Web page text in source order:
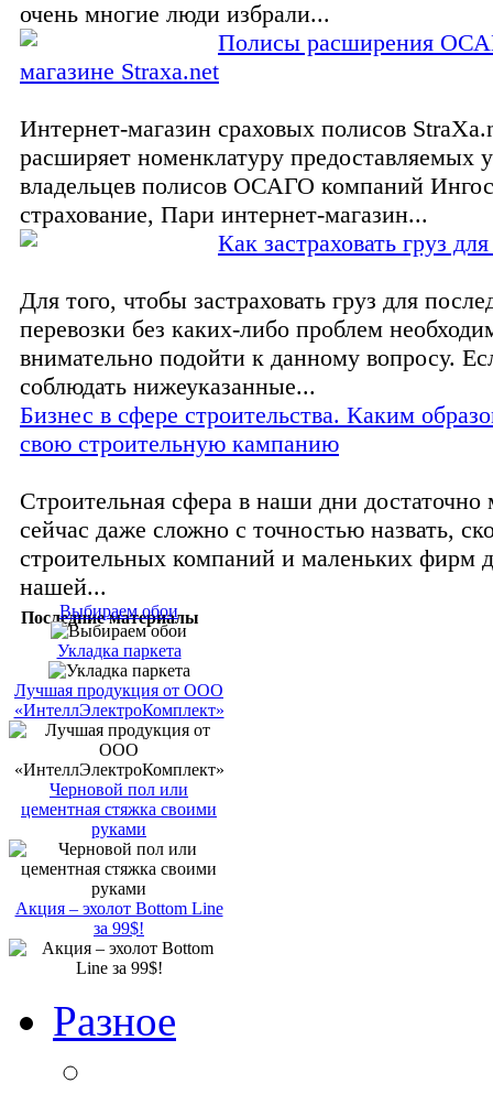
очень многие люди избрали...
Полисы расширения
магазине Straxa.net
Интернет-магазин сраховых полисов
расширяет номенклатуру предоставляемых
владельцев полисов ОСАГО компаний
страхование, Пари интернет-магазин...
Как застраховать груз
Для того, чтобы застраховать груз для
перевозки без каких-либо проблем
внимательно подойти к данному вопросу.
соблюдать нижеуказанные...
Бизнес в сфере строительства. Каким
свою строительную кампанию
Строительная сфера в наши дни достаточно
сейчас даже сложно с точностью назвать,
строительных компаний и маленьких фирм
нашей...
Последние материалы
Выбираем обои
Укладка паркета
Лучшая продукция от ООО
«ИнтеллЭлектроКомплект»
Черновой пол или
цементная стяжка своими
руками
Акция – эхолот Bottom Line
за 99$!
Разное